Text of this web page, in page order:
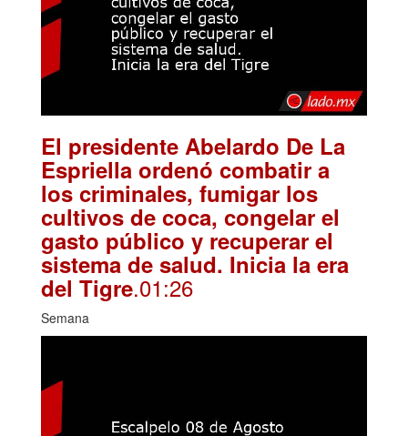
El presidente Abelardo De La
Espriella ordenó combatir a
los criminales, fumigar los
cultivos de coca, congelar el
gasto público y recuperar el
sistema de salud. Inicia la era
del Tigre.01:26
Semana